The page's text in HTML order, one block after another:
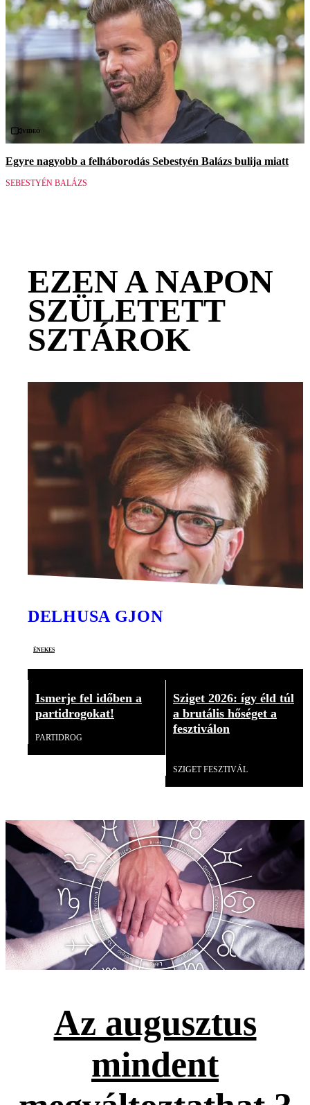
Videó
Egyre nagyobb a felháborodás Sebestyén Balázs bulija miatt
SEBESTYÉN BALÁZS
EZEN A NAPON
SZÜLETETT
SZTÁROK
DELHUSA GJON
énekes
Ismerje fel időben a
partidrogokat!
PARTIDROG
Sziget 2026: így éld túl
a brutális hőséget a
fesztiválon
SZIGET FESZTIVÁL
Az augusztus
mindent